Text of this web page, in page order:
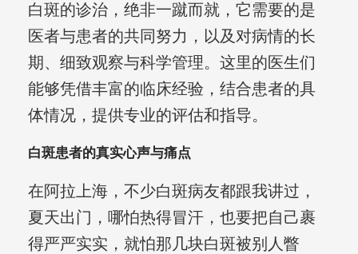
白斑的诊治，绝非一蹴而就，它需要的是
医者与患者的共同努力，以及对病情的长
期、细致观察与科学管理。这里的医生们
能够凭借丰富的临床经验，结合患者的具
体情况，提供专业的评估和指导。
白斑患者的真实心声与痛点
在阿拉上海，不少白斑病友都跟我讲过，
夏天出门，哪怕热得冒汗，也要把自己裹
得严严实实，就怕那几块白斑被别人瞥